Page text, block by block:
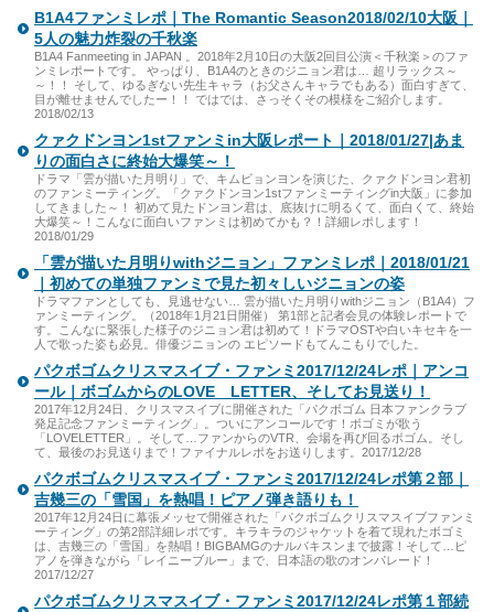
B1A4ファンミレポ｜The Romantic Season2018/02/10大阪｜
5人の魅力炸裂の千秋楽
B1A4 Fanmeeting in JAPAN
。2018年2月10日の大阪2回目公演＜千秋楽＞のファ
ンミレポートです。 やっぱり、B1A4のときのジニョン君は… 超リラックス～
～！！ そして、ゆるぎない先生キャラ（お父さんキャラでもある）面白すぎて、
目が離せませんでしたー！！ ではでは、さっそくその模様をご紹介します。
2018/02/13
クァクドンヨン1stファンミin大阪レポート｜2018/01/27|あま
りの面白さに終始大爆笑～！
ドラマ「雲が描いた月明り」で、キムビョンヨンを演じた、クァクドンヨン君初
のファンミーティング。「クァクドンヨン1stファンミーティングin大阪」に参加
してきました～！ 初めて見たドンヨン君は、底抜けに明るくて、面白くて、終始
大爆笑～！こんなに面白いファンミは初めてかも？！詳細レポします！
2018/01/29
「雲が描いた月明りwithジニョン」ファンミレポ｜2018/01/21
｜初めての単独ファンミで見た初々しいジニョンの姿
ドラマファンとしても、見逃せない… 雲が描いた月明りwithジニョン（B1A4）フ
ァンミーティング。（2018年1月21日開催） 第1部と記者会見の体験レポートで
す。こんなに緊張した様子のジニョン君は初めて！ドラマOSTや白いキセキを一
人で歌った姿も必見。俳優ジニョンの エピソードもてんこもりでした。
パクボゴムクリスマスイブ・ファンミ2017/12/24レポ｜アンコ
ール｜ボゴムからのLOVE LETTER、そしてお見送り！
2017年12月24日、クリスマスイブに開催された「パクボゴム 日本ファンクラブ
発足記念ファンミーティング」。ついにアンコールです！ボゴミが歌う
「LOVELETTER」。そして…ファンからのVTR、会場を再び回るボゴム。そし
て、最後のお見送りまで！ファイナルレポをお送りします。2017/12/28
パクボゴムクリスマスイブ・ファンミ2017/12/24レポ第２部｜
吉幾三の「雪国」を熱唱！ピアノ弾き語りも！
2017年12月24日に幕張メッセで開催された「パクボゴムクリスマスイブファンミ
ーティング」の第2部詳細レポです。キラキラのジャケットを着て現れたボゴミ
は、吉幾三の「雪国」を熱唱！BIGBAMGのナルバキスンまで披露！そして…ピ
アノを弾きながら「レイニーブルー」まで、日本語の歌のオンパレード！
2017/12/27
パクボゴムクリスマスイブ・ファンミ2017/12/24レポ第１部続